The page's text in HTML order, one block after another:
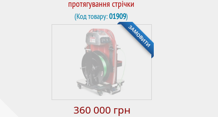
протягування стрічки
(Код товару:01909)
ЗАМОВИТИ
360 000 грн